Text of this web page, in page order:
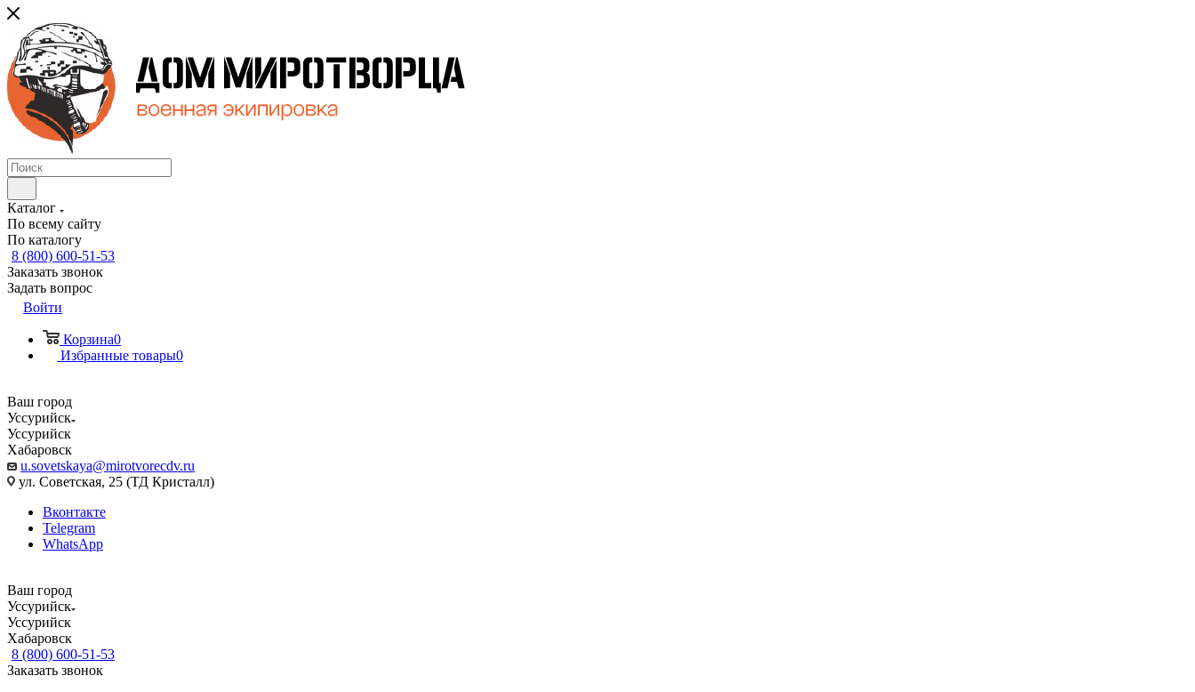
Каталог
По всему сайту
По каталогу
8 (800) 600-51-53
Заказать звонок
Задать вопрос
Войти
Корзина0
Избранные товары0
Ваш город
Уссурийск
Уссурийск
Хабаровск
u.sovetskaya@mirotvorecdv.ru
ул. Советская, 25 (ТД Кристалл)
Вконтакте
Telegram
WhatsApp
Ваш город
Уссурийск
Уссурийск
Хабаровск
8 (800) 600-51-53
Заказать звонок